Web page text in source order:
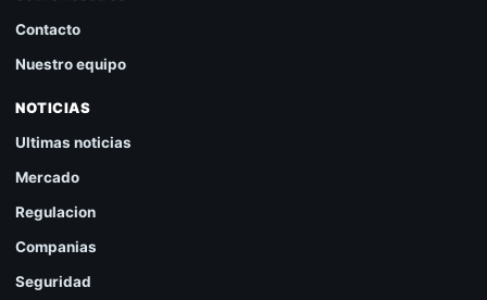
Contacto
Nuestro equipo
NOTICIAS
Ultimas noticias
Mercado
Regulacion
Companias
Seguridad